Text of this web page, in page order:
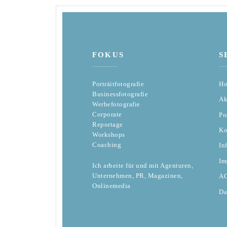
FOKUS
Porträitfotografie
Businessfotografie
Werbefotografie
Corporate
Reportage
Workshops
Coaching
Ich arbeite für und mit Agenturen,
Unternehmen, PR, Magazinen,
Onlinemedia